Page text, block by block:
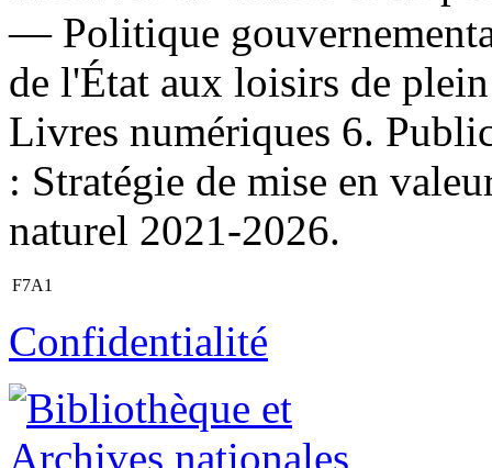
— Politique
de l'État aux loisirs de
Livres numériques 6.
: Stratégie de mise en
naturel 2021-2026.
F7A1
Confidentialité